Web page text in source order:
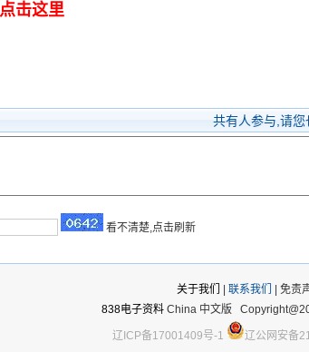
击这里
共有人参与,请
看不清楚,点击刷新
关于我们 联系我们
| 免责
838电子资料China 中文版
辽ICP备17001409号-1 辽公网安备